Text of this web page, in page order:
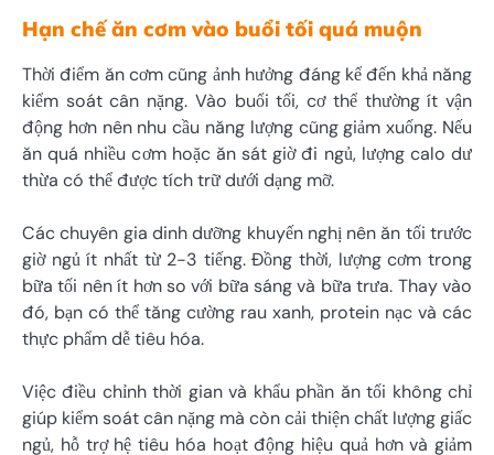
Hạn chế ăn cơm vào buổi tối quá muộn
Thời điểm ăn cơm cũng ảnh hưởng đáng kể đến khả năng
kiểm soát cân nặng. Vào buổi tối, cơ thể thường ít vận
động hơn nên nhu cầu năng lượng cũng giảm xuống. Nếu
ăn quá nhiều cơm hoặc ăn sát giờ đi ngủ, lượng calo dư
thừa có thể được tích trữ dưới dạng mỡ.
Các chuyên gia dinh dưỡng khuyến nghị nên ăn tối trước
giờ ngủ ít nhất từ 2-3 tiếng. Đồng thời, lượng cơm trong
bữa tối nên ít hơn so với bữa sáng và bữa trưa. Thay vào
đó, bạn có thể tăng cường rau xanh, protein nạc và các
thực phẩm dễ tiêu hóa.
Việc điều chỉnh thời gian và khẩu phần ăn tối không chỉ
giúp kiểm soát cân nặng mà còn cải thiện chất lượng giấc
ngủ, hỗ trợ hệ tiêu hóa hoạt động hiệu quả hơn và giảm